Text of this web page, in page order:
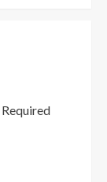
Required